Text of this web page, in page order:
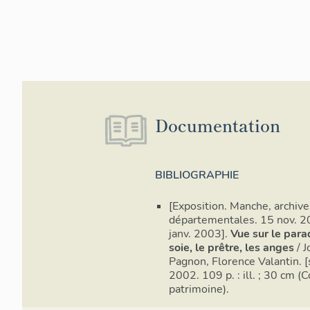
Documentation
BIBLIOGRAPHIE
[Exposition. Manche,
départementales. 15 nov.
janv. 2003]. Vue sur le
soie, le prêtre, les anges/
Pagnon, Florence Valantin.
2002. 109 p. : ill. ; 30 cm
patrimoine).